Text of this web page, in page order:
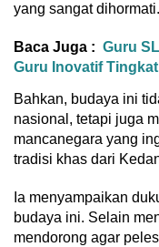
yang sangat dihormati.
Baca Juga : Guru
Guru Inovatif
Bahkan, budaya ini
nasional, tetapi juga
mancanegara yang
tradisi khas dari
Ia menyampaikan
budaya ini. Selain
mendorong agar